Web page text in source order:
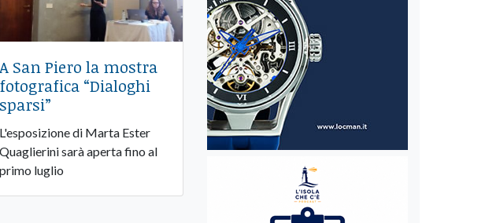
A San Piero la mostra
fotografica “Dialoghi
sparsi”
L'esposizione di Marta Ester
Quaglierini sarà aperta fino al
primo luglio